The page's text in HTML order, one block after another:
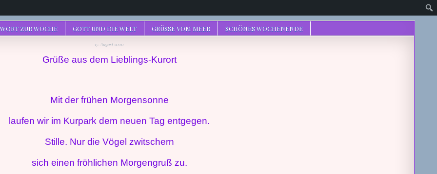
ZUR WOCHE GOTT UND DIE WELT GRÜSSE VOM MEER SCHÖNES WOCHENENDE
17. August 2020
Grüße aus dem Lieblings-Kurort
Mit der frühen Morgensonne
laufen wir im Kurpark dem neuen Tag entgegen.
Stille. Nur die Vögel zwitschern
sich einen fröhlichen Morgengruß zu.